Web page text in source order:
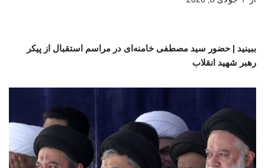
ببینید | حضور سید مصطفی خامنه‌ای در مراسم استقبال از پیکر
رهبر شهید انقلاب